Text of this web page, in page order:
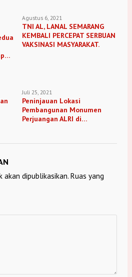
Agustus 6, 2021
TNI AL, LANAL SEMARANG
KEMBALI PERCEPAT SERBUAN
VAKSINASI MASYARAKAT.
Juli 25, 2021
Peninjauan Lokasi
Pembangunan Monumen
Perjuangan ALRI di
akan dipublikasikan. Ruas yang